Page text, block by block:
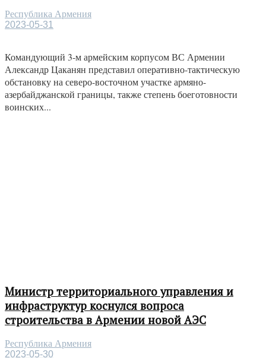
Республика Армения
2023-05-31
Командующий 3-м армейским корпусом ВС Армении
Александр Цаканян представил оперативно-тактическую
обстановку на северо-восточном участке армяно-
азербайджанской границы, также степень боеготовности
воинских...
Министр территориального управления и
инфраструктур коснулся вопроса
строительства в Армении новой АЭС
Республика Армения
2023-05-30